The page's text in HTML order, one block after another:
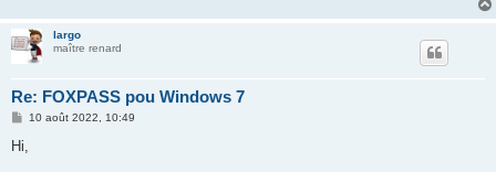
largo
maître renard
Re: FOXPASS pou Windows 7
M
s
10 août 2022, 10:49
Hi,